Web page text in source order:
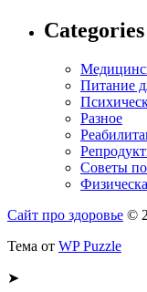
Categories
Питание
Разное
Советы
Сайт про здоровье ©
Тема от WP Puzzle
➤